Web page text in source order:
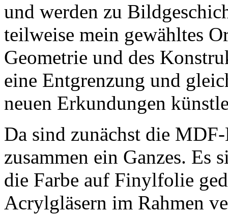
und werden zu
teilweise mein gewähltes
Geometrie und des
eine Entgrenzung und
neuen Erkundungen
Da sind zunächst die
zusammen ein Ganzes. Es
die Farbe auf Finylfolie
Acrylgläsern im Rahmen